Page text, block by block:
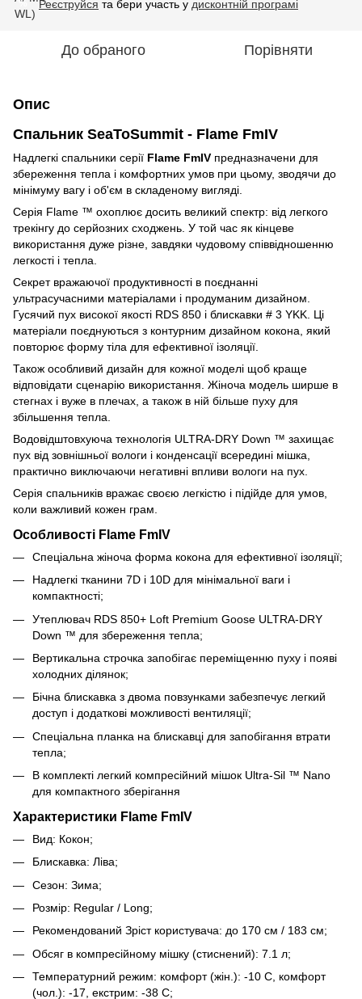
% Реєструйся та бери участь у дисконтній програмі
До обраного Порівняти
Опис
Спальник SeaToSummit - Flame FmIV
Надлегкі спальники серії Flame FmIV предназначени для
збереження тепла і комфортних умов при цьому, зводячи до
мінімуму вагу і об'єм в складеному вигляді.
Серія Flame ™ охоплює досить великий спектр: від легкого
трекінгу до серйозних сходжень. У той час як кінцеве
використання дуже різне, завдяки чудовому співвідношенню
легкості і тепла.
Секрет вражаючої продуктивності в поєднанні
ультрасучасними матеріалами і продуманим дизайном.
Гусячий пух високої якості RDS 850 і блискавки # 3 YKK. Ці
матеріали поєднуються з контурним дизайном кокона, який
повторює форму тіла для ефективної ізоляції.
Також особливий дизайн для кожної моделі щоб краще
відповідати сценарію використання. Жіноча модель ширше в
стегнах і вуже в плечах, а також в ній більше пуху для
збільшення тепла.
Водовідштовхуюча технологія ULTRA-DRY Down ™ захищає
пух від зовнішньої вологи і конденсації всередині мішка,
практично виключаючи негативні впливи вологи на пух.
Серія спальників вражає своєю легкістю і підійде для умов,
коли важливий кожен грам.
Особливості Flame FmIV
Спеціальна жіноча форма кокона для ефективної ізоляції;
Надлегкі тканини 7D і 10D для мінімальної ваги і
компактності;
Утеплювач RDS 850+ Loft Premium Goose ULTRA-DRY
Down ™ для збереження тепла;
Вертикальна строчка запобігає переміщенню пуху і появі
холодних ділянок;
Бічна блискавка з двома повзунками забезпечує легкий
доступ і додаткові можливості вентиляції;
Спеціальна планка на блискавці для запобігання втрати
тепла;
В комплекті легкий компресійний мішок Ultra-Sil ™ Nano
для компактного зберігання
Характеристики Flame FmIV
Вид: Кокон;
Блискавка: Ліва;
Сезон: Зима;
Розмір: Regular / Long;
Рекомендований Зріст користувача: до 170 см / 183 см;
Обсяг в компресійному мішку (стиснений): 7.1 л;
Температурний режим: комфорт (жін.): -10 С, комфорт
(чол.): -17, екстрим: -38 С;